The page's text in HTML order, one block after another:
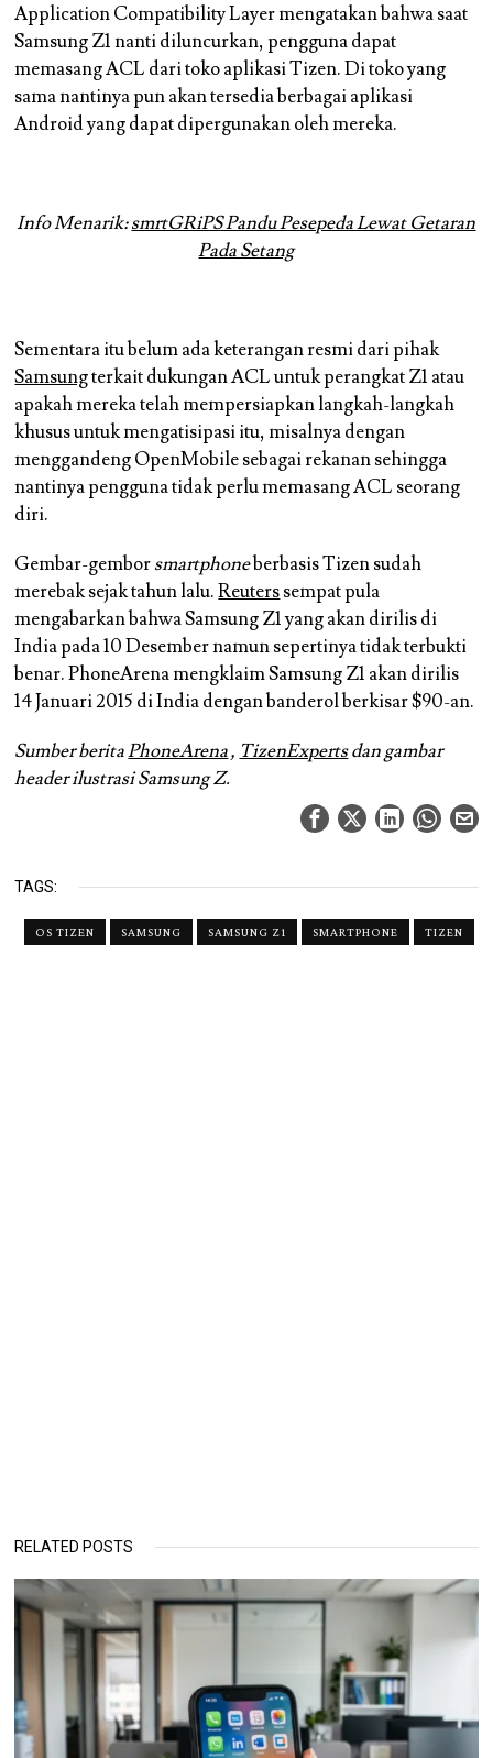
Application Compatibility Layer mengatakan bahwa saat
Samsung Z1 nanti diluncurkan, pengguna dapat
memasang ACL dari toko aplikasi Tizen. Di toko yang
sama nantinya pun akan tersedia berbagai aplikasi
Android yang dapat dipergunakan oleh mereka.
Info Menarik:smrtGRiPS Pandu Pesepeda Lewat Getaran
Pada Setang
Sementara itu belum ada keterangan resmi dari pihak
Samsungterkait dukungan ACL untuk perangkat Z1 atau
apakah mereka telah mempersiapkan langkah-langkah
khusus untuk mengatisipasi itu, misalnya dengan
menggandeng OpenMobile sebagai rekanan sehingga
nantinya pengguna tidak perlu memasang ACL seorang
diri.
Gembar-gemborsmartphoneberbasis Tizen sudah
merebak sejak tahun lalu.Reuterssempat pula
mengabarkan bahwa Samsung Z1 yang akan dirilis di
India pada 10 Desember namun sepertinya tidak terbukti
benar. PhoneArena mengklaim Samsung Z1 akan dirilis
14 Januari 2015 di India dengan banderol berkisar $90-an.
Sumber beritaPhoneArena, TizenExpertsdan gambar
header ilustrasi Samsung Z.
TAGS:
OS TIZEN SAMSUNG SAMSUNG Z1 SMARTPHONE TIZEN
RELATED POSTS